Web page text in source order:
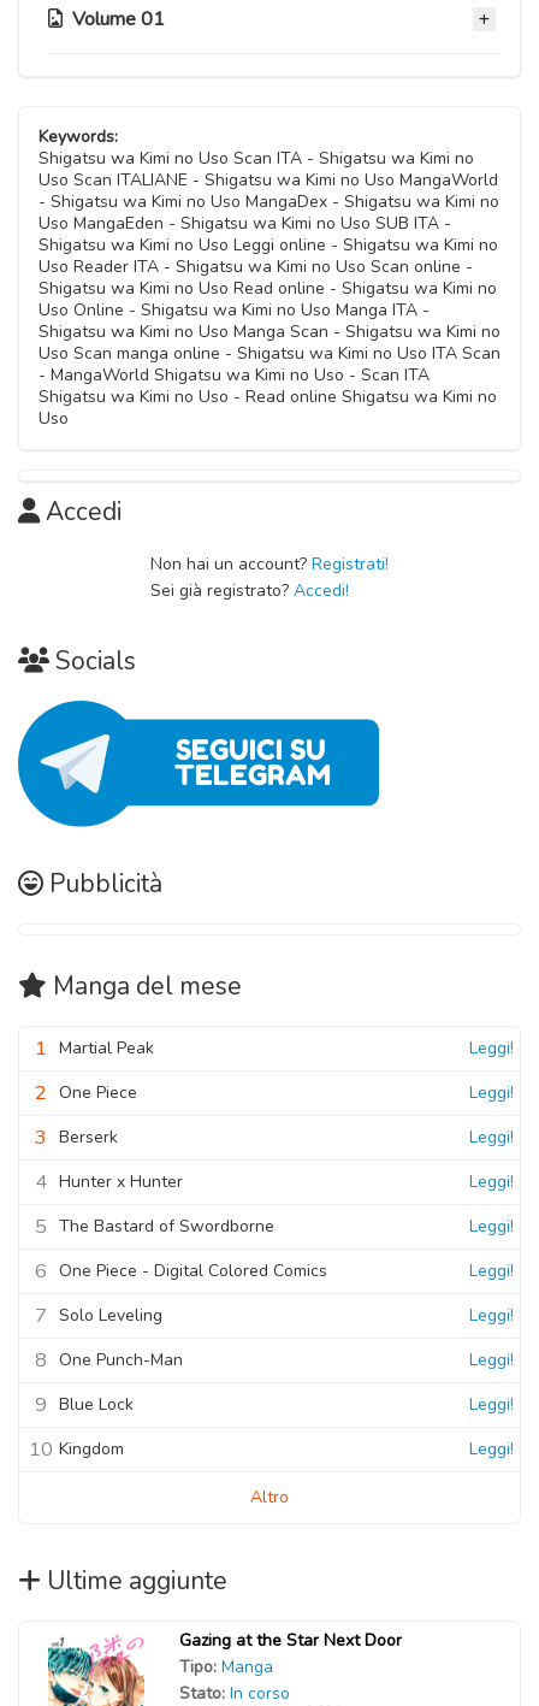
Capitolo 21 05 Ottobre 2020
Capitolo 13
05 Ottobre 2020
Capitolo 10
05 Ottobre 2020
Capitolo 09
05 Ottobre 2020
Capitolo 08
05 Ottobre 2020
Capitolo 06
05 Ottobre 2020
Capitolo 05
05 Ottobre 2020
Volume 01
Capitolo 03
05 Ottobre 2020
Capitolo 02
05 Ottobre 2020
Capitolo 01
05 Ottobre 2020
Keywords:
Shigatsu wa Kimi no Uso Scan ITA - Shigatsu wa Kimi no
Uso Scan ITALIANE - Shigatsu wa Kimi no Uso MangaWorld
- Shigatsu wa Kimi no Uso MangaDex - Shigatsu wa Kimi no
Uso MangaEden - Shigatsu wa Kimi no Uso SUB ITA -
Shigatsu wa Kimi no Uso Leggi online - Shigatsu wa Kimi no
Uso Reader ITA - Shigatsu wa Kimi no Uso Scan online -
Shigatsu wa Kimi no Uso Read online - Shigatsu wa Kimi no
Uso Online - Shigatsu wa Kimi no Uso Manga ITA -
Shigatsu wa Kimi no Uso Manga Scan - Shigatsu wa Kimi no
Uso Scan manga online - Shigatsu wa Kimi no Uso ITA Scan
- MangaWorld Shigatsu wa Kimi no Uso - Scan ITA
Shigatsu wa Kimi no Uso - Read online Shigatsu wa Kimi no
Uso
Accedi
Non hai un account? Registrati!
Sei già registrato? Accedi!
Socials
Pubblicità
Manga del mese
1 Martial Peak Leggi!
2 One Piece Leggi!
3 Berserk Leggi!
4 Hunter x Hunter Leggi!
5 The Bastard of Swordborne Leggi!
6 One Piece - Digital Colored Comics Leggi!
7 Solo Leveling Leggi!
8 One Punch-Man Leggi!
9 Blue Lock Leggi!
10 Kingdom Leggi!
Altro
Ultime aggiunte
Gazing at the Star Next Door
Tipo: Manga
Stato: In corso